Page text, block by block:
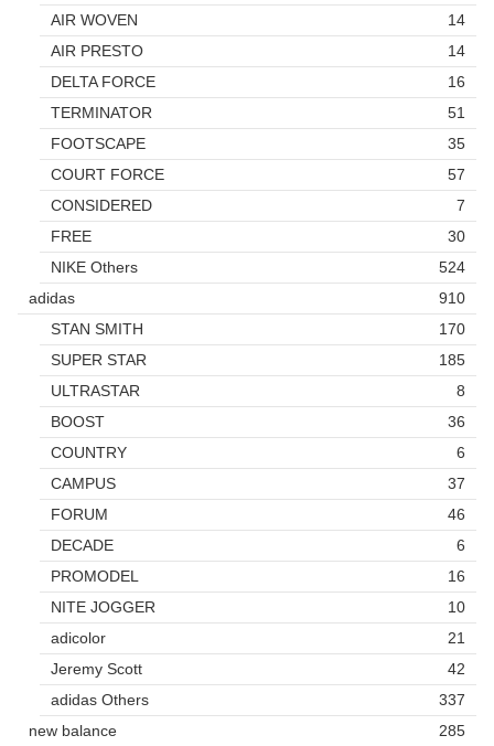
AIR WOVEN
14
AIR PRESTO
14
DELTA FORCE
16
TERMINATOR
51
FOOTSCAPE
35
COURT FORCE
57
CONSIDERED
7
FREE
30
NIKE Others
524
adidas
910
STAN SMITH
170
SUPER STAR
185
ULTRASTAR
8
BOOST
36
COUNTRY
6
CAMPUS
37
FORUM
46
DECADE
6
PROMODEL
16
NITE JOGGER
10
adicolor
21
Jeremy Scott
42
adidas Others
337
new balance
285